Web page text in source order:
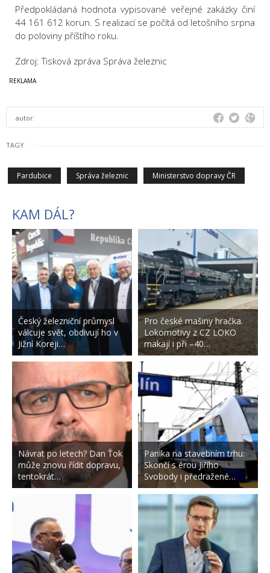
Předpokládaná hodnota vypisované veřejné zakázky činí
44 161 612 korun. S realizací se počítá od letošního srpna
do poloviny příštího roku.
Zdroj: Tisková zpráva Správa železnic
autor:
TAGY
Pardubice Správa železnic Ministerstvo dopravy ČR
KAM DÁL?
Český železniční průmysl
válcuje svět, obdivují ho v
Jižní Koreji…
Návrat po letech? Dan Ťok
může znovu řídit dopravu,
tentokrát…
Pro české mašiny hračka.
Lokomotivy z CZ LOKO
makají i při –40…
Panika na stavebním trhu:
Skončí s érou Jiřího
Svobody i předražené…